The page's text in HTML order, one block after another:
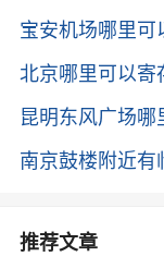
宝安机场哪里可
北京哪里可以寄
昆明东风广场哪
南京鼓楼附近有
推荐文章